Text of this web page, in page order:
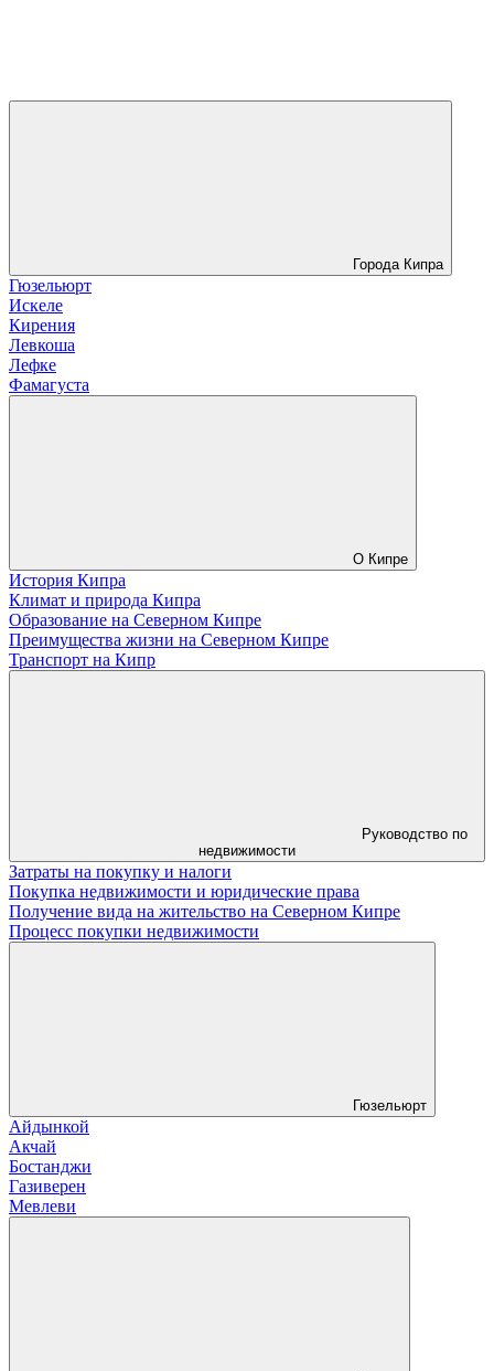
Города Кипра
Гюзельюрт
Искеле
Кирения
Левкоша
Лефке
Фамагуста
О Кипре
История Кипра
Климат и природа Кипра
Образование на Северном Кипре
Преимущества жизни на Северном Кипре
Транспорт на Кипр
Руководство по
недвижимости
Затраты на покупку и налоги
Покупка недвижимости и юридические права
Получение вида на жительство на Северном Кипре
Процесс покупки недвижимости
Гюзельюрт
Айдынкой
Акчай
Бостанджи
Газиверен
Мевлеви